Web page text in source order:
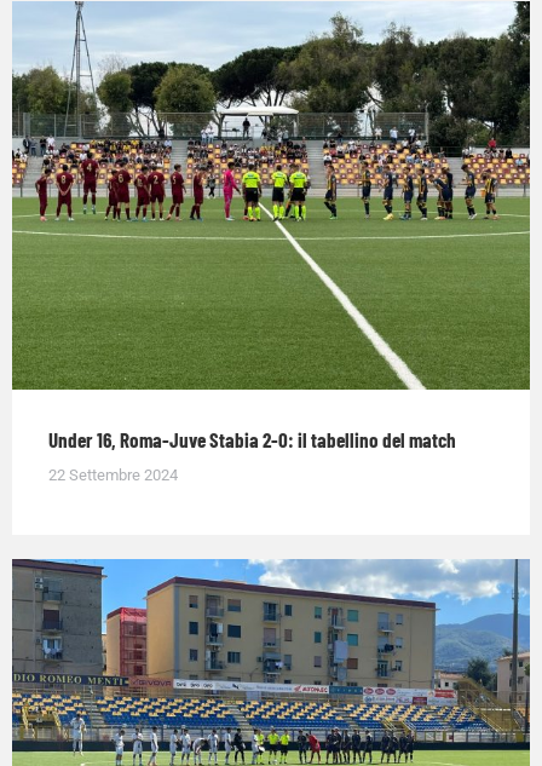
Under 16, Roma-Juve Stabia 2-0: il tabellino del match
22 Settembre 2024